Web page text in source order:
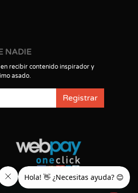
NADIE
recibir contenido inspirador y
asado.
Registrar